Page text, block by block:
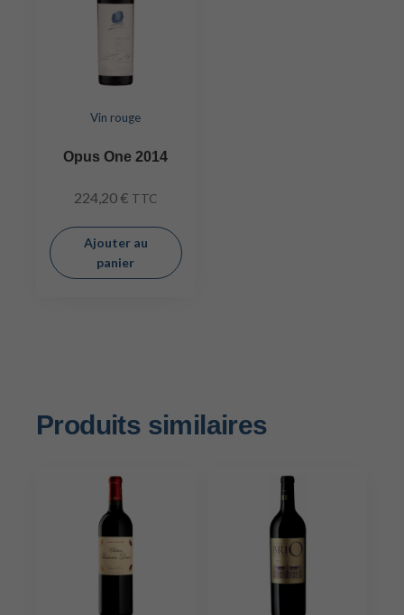
Vin rouge
Opus One 2014
224,20 € TTC
Ajouter au
panier
Produits similaires